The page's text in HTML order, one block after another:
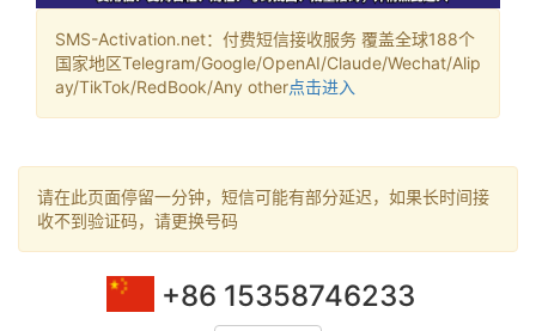
SMS-Activation.net：付费短信接收服务 覆盖全球188个
国家地区Telegram/Google/OpenAI/Claude/Wechat/Alip
ay/TikTok/RedBook/Any other点击进入
请在此页面停留一分钟，短信可能有部分延迟，如果长时间接
收不到验证码，请更换号码
+86 15358746233